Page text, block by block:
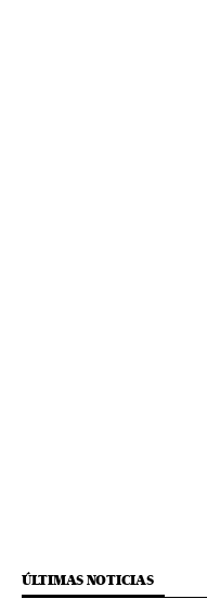
ÚLTIMAS NOTICIAS